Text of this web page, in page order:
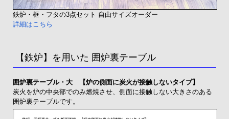
鉄炉・框・フタの3点セット 自由サイズオーダー
詳細はこちら
【鉄炉】を用いた 囲炉裏テーブル
囲炉裏テーブル・大 【炉の側面に炭火が接触しないタイプ】
炭火を炉の中央部でのみ燃焼させ、側面に接触しない大きさのある
囲炉裏テーブルです。